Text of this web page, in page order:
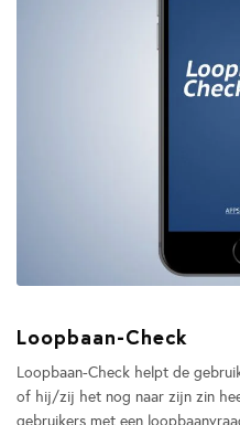
Loopbaan-Check
Loopbaan-Check helpt de
of hij/zij het nog naar zijn zin
gebruikers met een